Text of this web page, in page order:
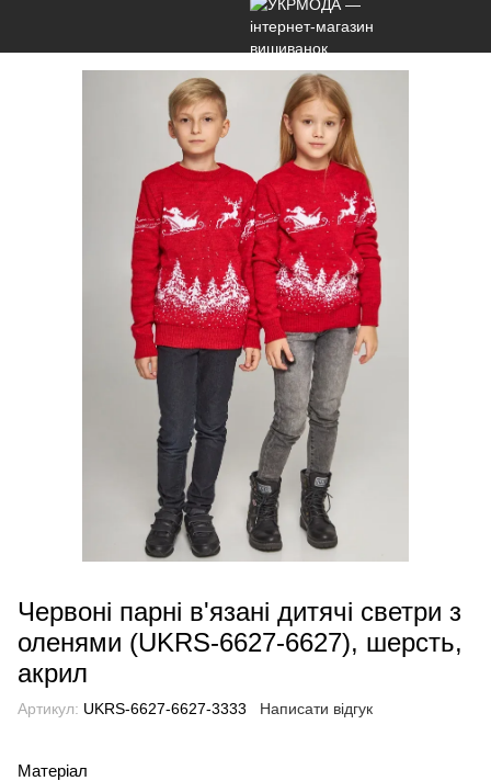
Червоні парні в'язані дитячі светри з
оленями (UKRS-6627-6627), шерсть,
акрил
Артикул: UKRS-6627-6627-3333 Написати відгук
Матеріал